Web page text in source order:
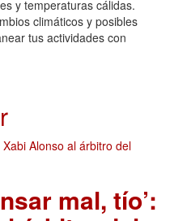
y temperaturas cálidas.
climáticos y posibles
tus actividades con
mal, tío’: